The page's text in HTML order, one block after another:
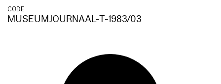
CODE
MUSEUMJOURNAAL-T-1983/03